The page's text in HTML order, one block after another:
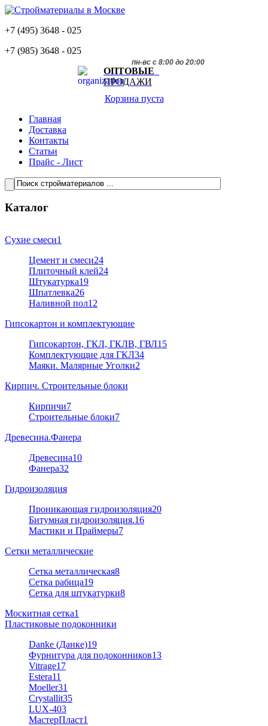
+7 (495) 3648 - 025
+7 (985) 3648 - 025
пн-вс с 8:00 до 20:00
ОПТОВЫЕ
ПРОДАЖИ
Корзина пуста
Главная
Доставка
Контакты
Статьи
Прайс - Лист
Каталог
Сухие смеси1
Цемент и смеси24
Плиточный клей24
Штукатурка19
Шпатлевка26
Наливной пол12
Гипсокартон и комплектующие
Гипсокартон, ГКЛ, ГКЛВ, ГВЛ15
Комплектующие для ГКЛ34
Маяки. Малярные Уголки2
Кирпич. Строительные блоки
Кирпичи7
Строительные блоки7
Древесина.Фанера
Древесина10
Фанера32
Гидроизоляция
Проникающая гидроизоляция20
Битумная гидроизоляция.16
Мастики и Праймеры7
Сетки металлические
Сетка металлическая8
Сетка рабица19
Сетка для штукатурки8
Москитная сетка1
Пластиковые подоконники
Danke (Данке)19
Фурнитура для подоконников13
Vitrage17
Estera11
Moeller31
Crystallit35
LUX-403
МастерПласт1